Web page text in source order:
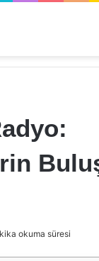
okuma süresi